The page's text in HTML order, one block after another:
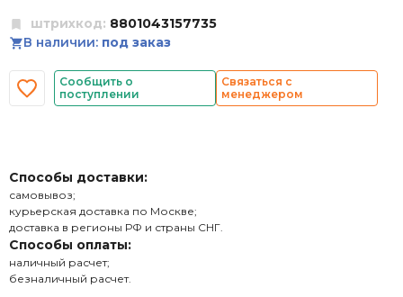
штрихкод: 8801043157735
В наличии: под заказ
Сообщить о
поступлении
Связаться с
менеджером
Способы доставки:
самовывоз;
курьерская доставка по Москве;
доставка в регионы РФ и страны СНГ.
Способы оплаты:
наличный расчет;
безналичный расчет.